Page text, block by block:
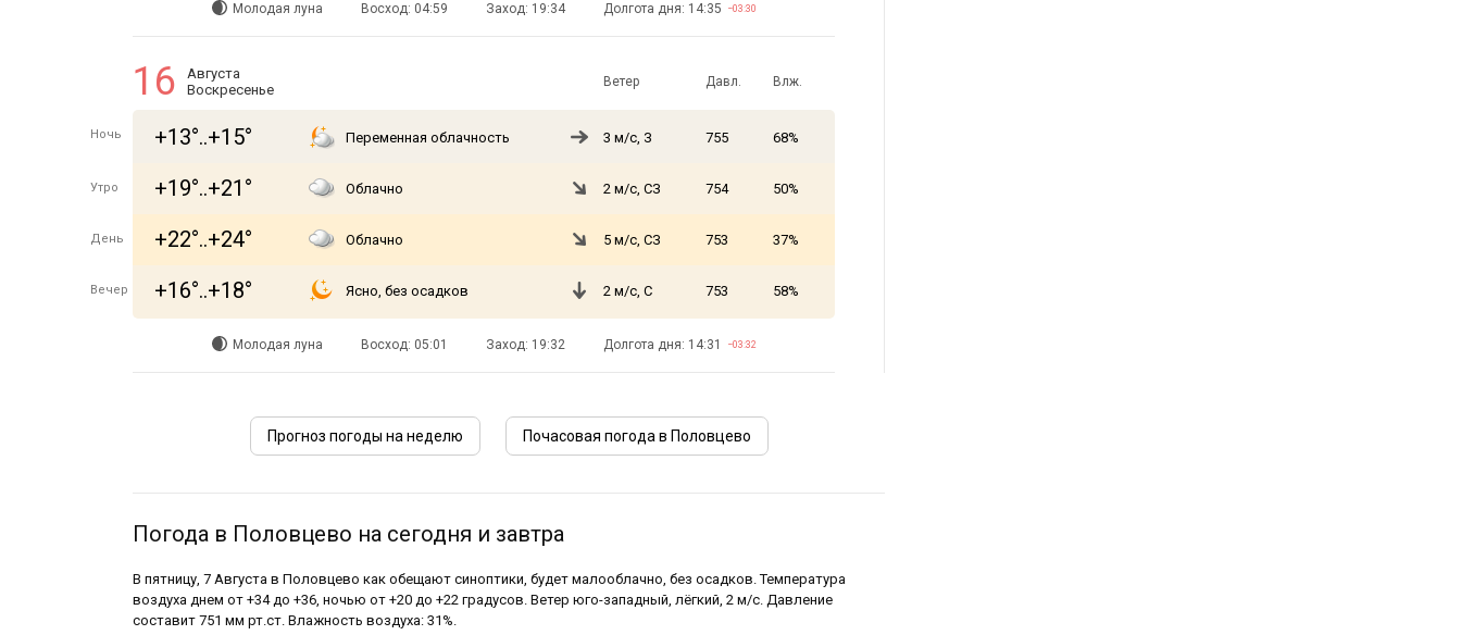
Молодая луна Восход: 04:59 Заход: 19:34 Долгота дня: 14:35 −03:30
16
Августа
Воскресенье
Ветер Давл. Влж.
Ночь +13°..+15° Переменная облачность 3 м/с, З 755 68%
Утро +19°..+21° Облачно 2 м/с, СЗ 754 50%
День +22°..+24° Облачно 5 м/с, СЗ 753 37%
Вечер +16°..+18° Ясно, без осадков 2 м/с, С 753 58%
Молодая луна Восход: 05:01 Заход: 19:32 Долгота дня: 14:31 −03:32
Прогноз погоды на неделю Почасовая погода в Половцево
Погода в Половцево на сегодня и завтра
В пятницу, 7 Августа в Половцево как обещают синоптики, будет малооблачно, без осадков. Температура
воздуха днем от +34 до +36, ночью от +20 до +22 градусов. Ветер юго-западный, лёгкий, 2 м/с. Давление
составит 751 мм рт.ст. Влажность воздуха: 31%.